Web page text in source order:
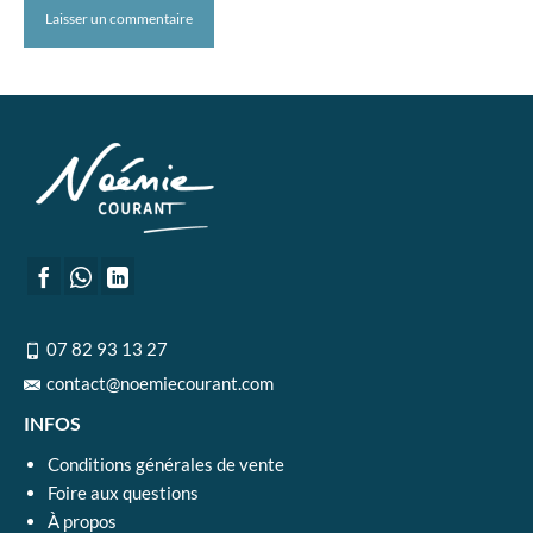
07 82 93 13 27
contact@noemiecourant.com
INFOS
Conditions générales de vente
Foire aux questions
À propos